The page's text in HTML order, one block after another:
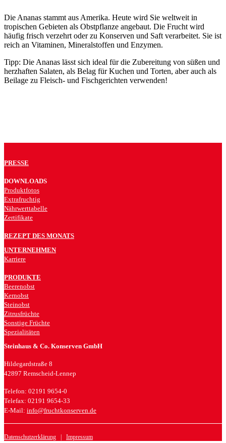
Die Ananas stammt aus Amerika. Heute wird Sie weltweit in
tropischen Gebieten als Obstpflanze angebaut. Die Frucht wird
häufig frisch verzehrt oder zu Konserven und Saft verarbeitet. Sie ist
reich an Vitaminen, Mineralstoffen und Enzymen.
Tipp: Die Ananas lässt sich ideal für die Zubereitung von süßen und
herzhaften Salaten, als Belag für Kuchen und Torten, aber auch als
Beilage zu Fleisch- und Fischgerichten verwenden!
PRESSE
DOWNLOADS
Produktfotos
Extrafruchtig
Nährwerttabelle
Zertifikate
REZEPT DES MONATS
UNTERNEHMEN
Karriere
PRODUKTE
Beerenobst
Kernobst
Steinobst
Zitrusfrüchte
Sonstige Früchte
Spezialitäten
Steinhaus & Co. Konserven GmbH
Hildegardstraße 8
42897 Remscheid-Lennep
Telefon: 02191 9654-0
Telefax: 02191 9654-33
E-Mail: info@fruchtkonserven.de
Datenschutzerklärung | Impressum